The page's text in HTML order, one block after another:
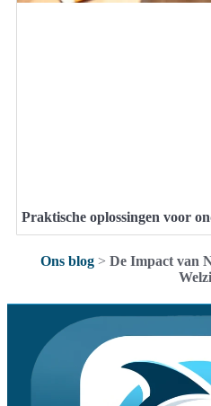
Praktische oplossingen voor
Ons blog> De Impact van